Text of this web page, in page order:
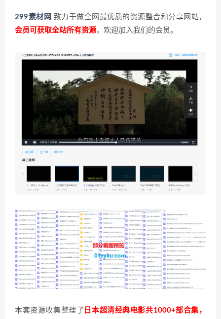
299素材网 致力于做全网最优质的资源整合和分享网站，
会员可获取全站所有资源，欢迎加入我们的会员。
本套资源收集整理了 日本超清经典电影共1000+部合集，